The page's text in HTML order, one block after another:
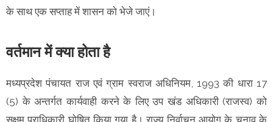
के साथ एक सप्ताह में शासन को भेजे जाएं।
वर्तमान में क्या होता है
मध्यप्रदेश पंचायत राज एवं ग्राम स्वराज अधिनियम, 1993 की धारा 17
(5) के अन्तर्गत कार्यवाही करने के लिए उप खंड अधिकारी (राजस्व) को
सक्षम प्राधिकारी घोषित किया गया है। राज्य निर्वाचन आयोग के चुनाव के